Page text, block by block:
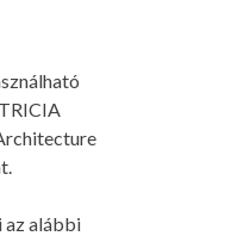
az alábbi